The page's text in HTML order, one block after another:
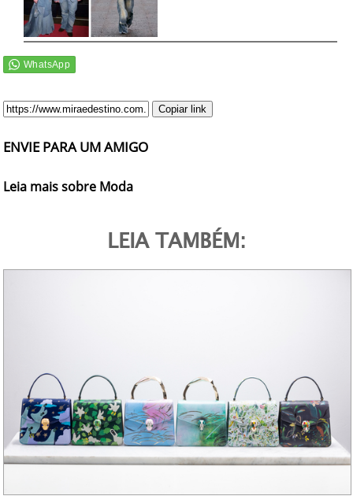
Copiar link
ENVIE PARA UM AMIGO
Leia mais sobre Moda
LEIA TAMBÉM: